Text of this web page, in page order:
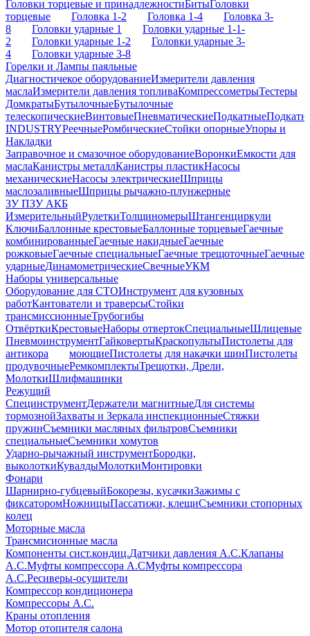
Головки торцевые и принадлежностиБитыГоловки
торцевые
Головка 1-2 Головка 1-4
Головка 3-
8
Головки ударные 1
Головки ударные 1-1-
2
Головки ударные 1-2
Головки ударные 3-
4
Головки ударные 3-8
Горелки и Лампы паяльные
Диагностичекое оборудованиеИзмерители давления
маслаИзмерители давления топливаКомпрессометрыТестеры
ДомкратыБутылочныеБутылочные
телескопическиеВинтовыеПневматическиеПодкатные
INDUSTRYРеечныеРомбическиеСтойки опорныеУпоры и
Накладки
Заправочное и смазочное оборудованиеВоронкиЕмкости для
маслаКанистры металлКанистры пластикНасосы
механическиеНасосы электрическиеШприцы
маслозаливныеШприцы рычажно-плунжерные
ЗУ ПЗУ АКБ
ИзмерительныйРулеткиТолщиномерыШтангенциркули
КлючиБаллонные крестовыеБаллонные торцевыеГаечные
комбинированныеГаечные накидныеГаечные
рожковыеГаечные специальныеГаечные трещоточныеГаечные
ударныеДинамометрическиеСвечныеУКМ
Наборы универсальные
Оборудование для СТОИнструмент для кузовных
работКантователи и траверсыСтойки
трансмиссионныеТрубогибы
ОтвёрткиКрестовыеНаборы отвертокСпециальныеШлицевые
ПневмоинструментГайковертыКраскопультыПистолеты для
антикора
моющиеПистолеты для накачки шинПистолеты
продувочныеРемкомплектыТрещотки, Дрели,
МолоткиШлифмашинки
Режущий
СпецинструментДержатели магнитныеДля системы
тормознойЗахваты и Зеркала инспекционныеСтяжки
пружинСъемники масляных фильтровСъемники
специальныеСъемники хомутов
Ударно-рычажный инструментБородки,
выколоткиКувалдыМолоткиМонтировки
Фонари
Шарнирно-губцевыйБокорезы, кусачкиЗажимы с
фиксаторомНожницыПассатижи, клещиСъемники стопорных
колец
Моторные масла
Трансмисионные масла
Компоненты сист.кондиц.Датчики давления А.С.Клапаны
А.С.Муфты компрессора А.СМуфты компрессора
А.С.Ресиверы-осушители
Компрессор кондиционера
Компрессоры А.С.
Краны отопления
Мотор отопителя салона